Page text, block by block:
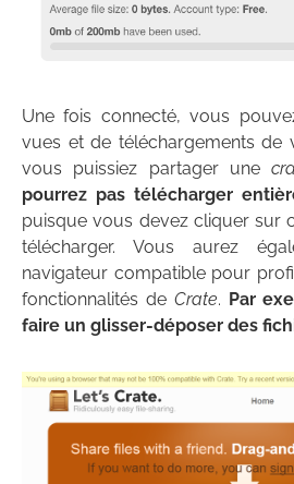
Une fois connecté, vous
vues et de téléchargements de
vous puissiez partager une
pourrez pas télécharger
puisque vous devez cliquer sur
télécharger. Vous aurez
navigateur compatible pour
fonctionnalités de Crate. Par
faire un glisser-déposer des